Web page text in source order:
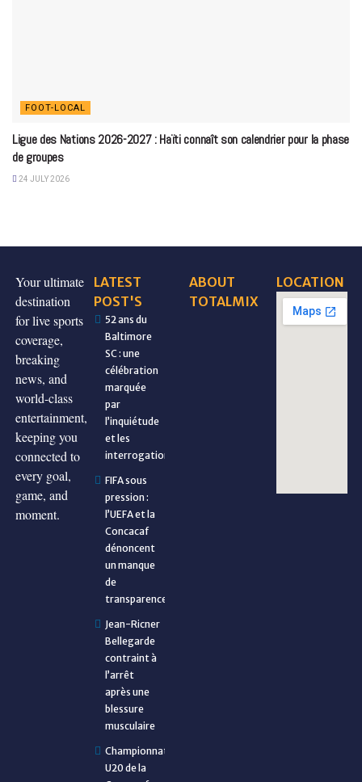
FOOT-LOCAL
Ligue des Nations 2026-2027 : Haïti connaît son calendrier pour la phase
de groupes
24 JULY 2026
Your ultimate
destination
for live sports
coverage,
breaking
news, and
world-class
entertainment,
keeping you
connected to
every goal,
game, and
moment.
LATEST
POST'S
52 ans du
Baltimore
SC : une
célébration
marquée
par
l’inquiétude
et les
interrogations
FIFA sous
pression :
l’UEFA et la
Concacaf
dénoncent
un manque
de
transparence
Jean-Ricner
Bellegarde
contraint à
l’arrêt
après une
blessure
musculaire
Championnat
U20 de la
ABOUT
TOTALMIX
LOCATION